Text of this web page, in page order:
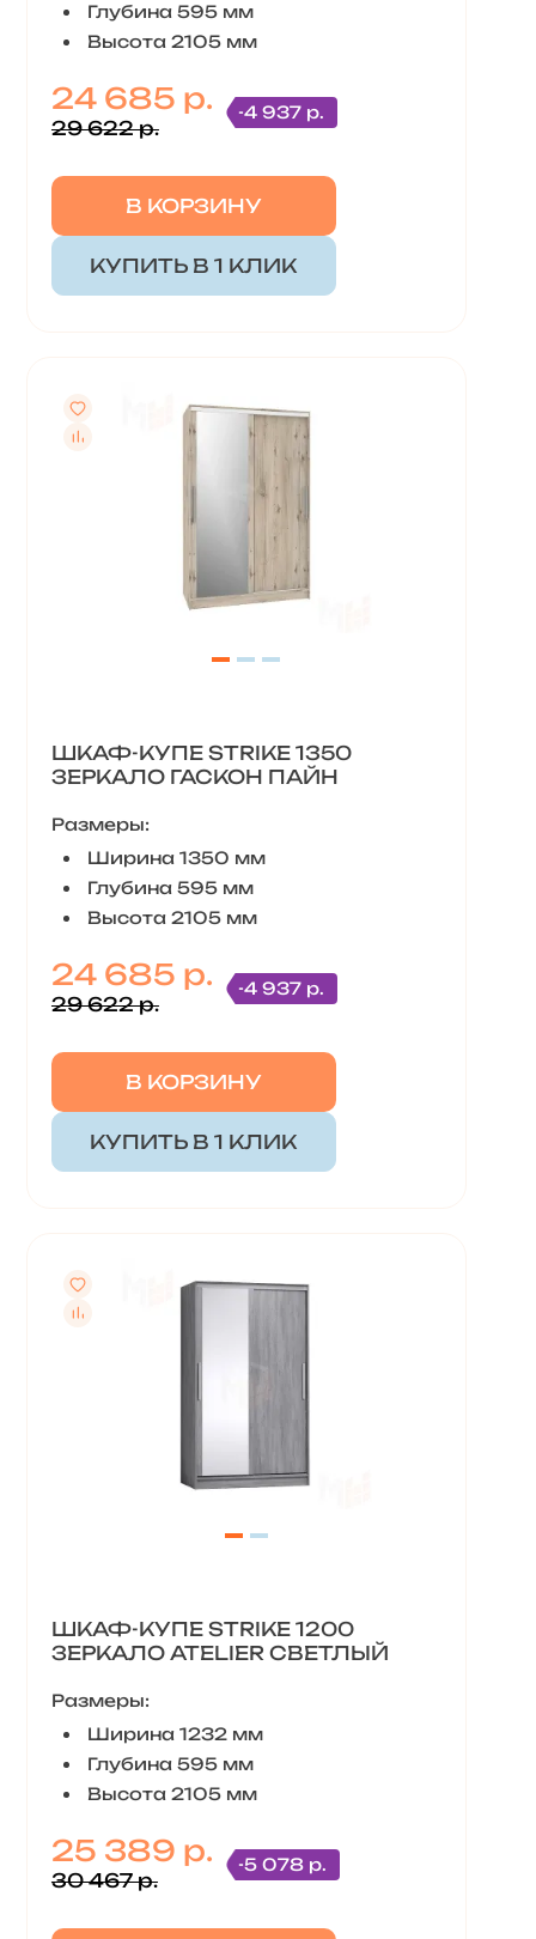
Глубина 595 мм
Высота 2105 мм
24 685 р.
29 622 р.
-4 937 р.
В КОРЗИНУ
КУПИТЬ В 1 КЛИК
ШКАФ-КУПЕ STRIKE 1350
ЗЕРКАЛО ГАСКОН ПАЙН
Размеры:
Ширина 1350 мм
Глубина 595 мм
Высота 2105 мм
24 685 р.
29 622 р.
-4 937 р.
В КОРЗИНУ
КУПИТЬ В 1 КЛИК
ШКАФ-КУПЕ STRIKE 1200
ЗЕРКАЛО ATELIER СВЕТЛЫЙ
Размеры:
Ширина 1232 мм
Глубина 595 мм
Высота 2105 мм
25 389 р.
30 467 р.
-5 078 р.